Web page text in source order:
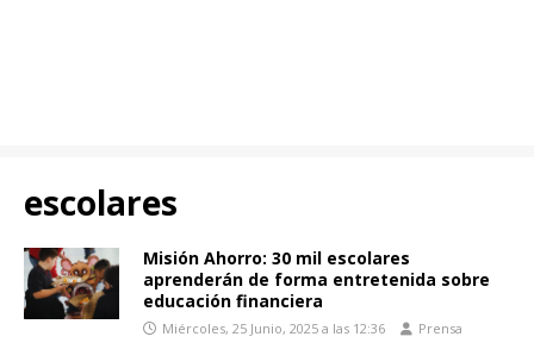
escolares
Misión Ahorro: 30 mil escolares
aprenderán de forma entretenida sobre
educación financiera
Miércoles, 25 Junio, 2025 a las 12:36 Prensa